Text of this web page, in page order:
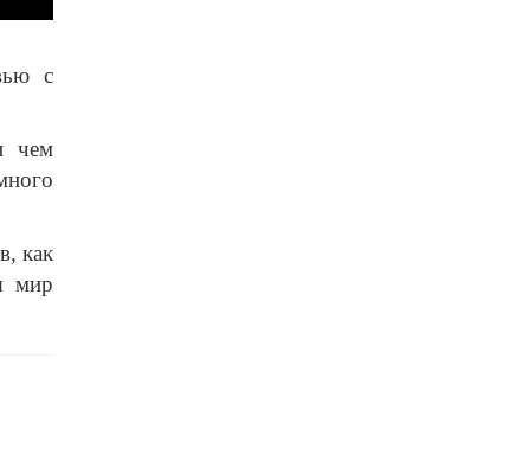
с
чем
как
мир